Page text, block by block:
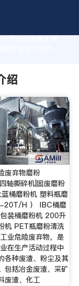
于为您量身定制
价及技术支持，
绍
废弃物磨粉
轴撕碎机|固废磨粉
桶磨粉机 塑料瓶磨
20T/H ） IBC桶磨
装桶磨粉机 200升
机 PET瓶磨粉清洗
业危险废弃物，是
在生产活动过程中
各种废渣、粉尘及其
包括冶金废渣、采矿
废渣、化工